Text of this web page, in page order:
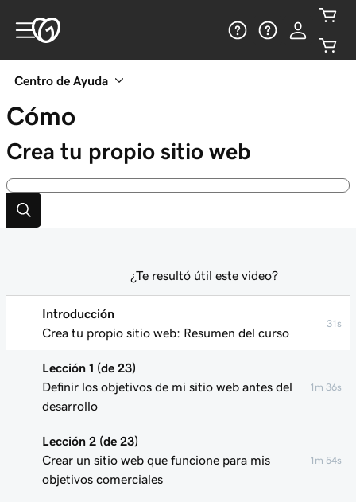
Centro de Ayuda
Cómo
Crea tu propio sitio web
Introducción
Crea tu propio sitio web: Resumen del curso
31s
Lección 1 (de 23)
Definir los objetivos de mi sitio web antes del
desarrollo
1m 36s
Lección 2 (de 23)
Crear un sitio web que funcione para mis
objetivos comerciales
1m 54s
¿Te resultó útil este video?